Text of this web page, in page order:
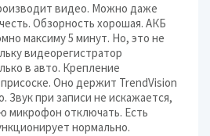
видео. Можно даже
Обзорность хорошая. АКБ
максиму 5 минут. Но, это не
видеорегистратор
в авто. Крепление
Оно держит TrendVision
Звук при записи не искажается,
микрофон отключать. Есть
нормально.